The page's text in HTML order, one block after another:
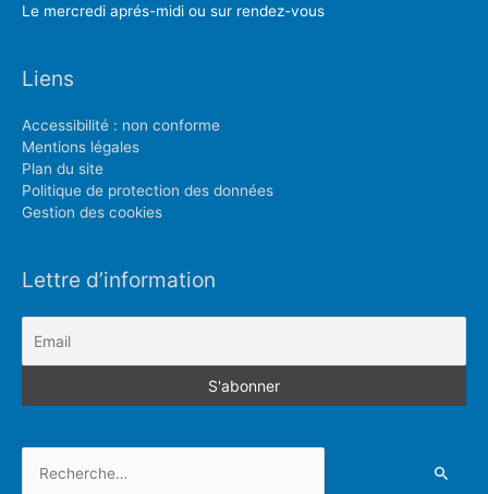
Le mercredi aprés-midi ou sur rendez-vous
Liens
Accessibilité : non conforme
Mentions légales
Plan du site
Politique de protection des données
Gestion des cookies
Lettre d’information